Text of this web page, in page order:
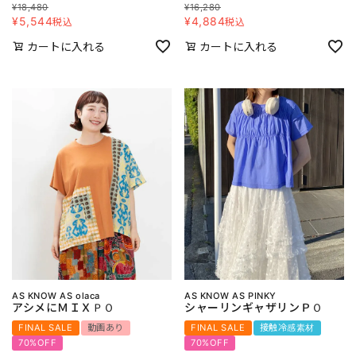
¥18,480
¥5,544税込
カートに入れる
¥16,280
¥4,884税込
カートに入れる
AS KNOW AS olaca
アシメにＭＩＸＰＯ
FINAL SALE
動画あり
70%OFF
AS KNOW AS PINKY
シャーリンギャザリンＰＯ
FINAL SALE
接触冷感素材
70%OFF